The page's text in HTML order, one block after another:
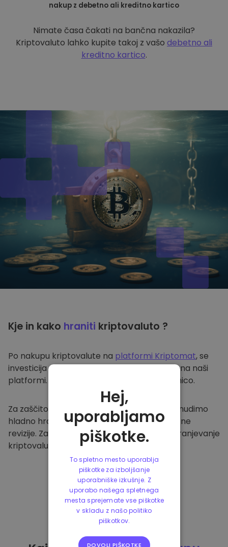
nakup z debetno ali kreditno kartico
Nimate časa čakati na bančna nakazila?
Kriptovaluto lahko kupite takoj z vašo debetno ali
kreditno kartico.
Kje in kako hraniti kriptovaluto ?
Po nakupu kriptovalute na platformi Kriptomat, se
investicija prenese v vašo varno denarnico na naši
platformi. Vsak uporabnik ima svojo denarnico.
Za zaščito naših strank in njihovih sredstev nudimo
hladno hrambo ter redno izvajamo varnostne
revizije. Zato je naša platforma varna za shranjevanje
kriptovalute in ostalih kripto naložb.
Hej,
uporabljamo
piškotke.
To spletno mesto uporablja
piškotke za izboljšanje
uporabniške izkušnje. Z
uporabo našega spletnega
mesta sprejemate vse piškotke
v skladu z našo politiko
piškotkov.
DOVOLI PIŠKOTKE